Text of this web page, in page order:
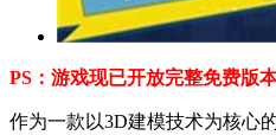
PS：游戏现已开放完整免费版
作为一款以3D建模技术为核心